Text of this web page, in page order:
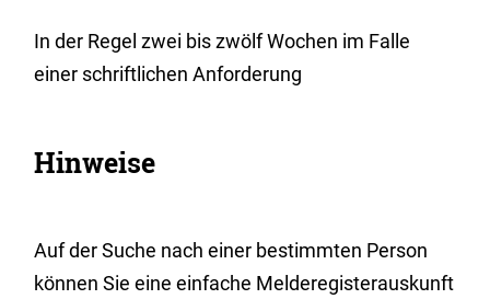
In der Regel zwei bis zwölf Wochen im Falle
einer schriftlichen Anforderung
Hinweise
Auf der Suche nach einer bestimmten Person
können Sie eine einfache Melderegisterauskunft